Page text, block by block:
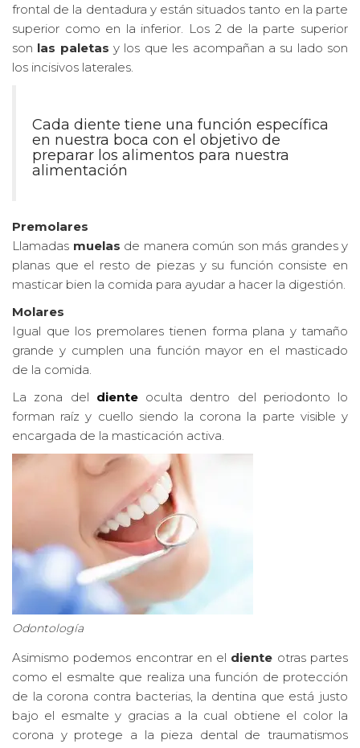
frontal de la dentadura y están situados tanto en la parte
superior como en la inferior. Los 2 de la parte superior
son las paletas y los que les acompañan a su lado son
los incisivos laterales.
Cada diente tiene una función específica
en nuestra boca con el objetivo de
preparar los alimentos para nuestra
alimentación
Premolares
Llamadas muelas de manera común son más grandes y
planas que el resto de piezas y su función consiste en
masticar bien la comida para ayudar a hacer la digestión.
Molares
Igual que los premolares tienen forma plana y tamaño
grande y cumplen una función mayor en el masticado
de la comida.
La zona del diente oculta dentro del periodonto lo
forman raíz y cuello siendo la corona la parte visible y
encargada de la masticación activa.
Odontología
Asimismo podemos encontrar en el diente otras partes
como el esmalte que realiza una función de protección
de la corona contra bacterias, la dentina que está justo
bajo el esmalte y gracias a la cual obtiene el color la
corona y protege a la pieza dental de traumatismos